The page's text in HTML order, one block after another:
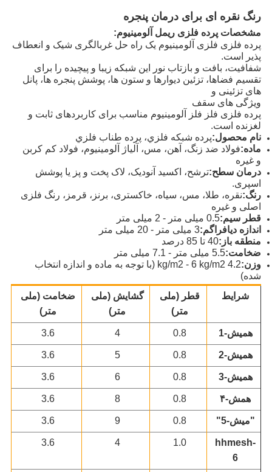
رنگ نقره ای برای درمان پنجره
مشخصات پرده فلزی ریمل آلومینیوم:
پرده فلزی فلزی آلومینیوم یک راه حل غربالگری شیک و انعطاف
پذیر است.
شفافیت، بافت و بازتاب نور این شبکه زیبا و پیچیده را برای
تقسیم فضاها، تزئین دیوارها و ستون ها، پوشش پنجره ها، پانل
های تزئینی و
ویژگی های سقف
پرده فلزی فلز فلز آلومینیوم مناسب برای کاربردهای ثابت و
لغزنده است.
نام محصول:پرده شبكه فلزي، پرده طناب فلزي
ماده:فولاد ضد زنگ، آهن، مس، آلیاژ آلومینیوم، فولاد کم کربن
و غیره
درمان سطح:ترشح، اکسید آنودیک، لاک پخت و پز یا پوشش
اسپری.
رنگ:نقره، طلا، مس، سیاه، خاکستری، برنز، قرمز، رنگ فلزی
اصلی و غیره
قطر سیم:0.5 میلی متر - 2 میلی متر
اندازه دیافراگم:3 میلی متر - 20 میلی متر
منطقه باز:40 تا 85 درصد
ضخامت:5.5 میلی متر - 7.1 میلی متر
وزن:
4.2 kg/m2 - 6 kg/m2 (با توجه به ماده و اندازه انتخاب
شده)
شرایط
قطر (ملی
متر)
گشایش (ملی
متر)
ضخامت (ملی
متر)
هميش-1 0.8
4
3.6
هميش-2 0.8
5
3.6
هميش-3 0.8
6
3.6
همش-۴ 0.8
8
3.6
"ميش-5" 0.8
9
3.6
hhmesh-
6
1.0
4
3.6